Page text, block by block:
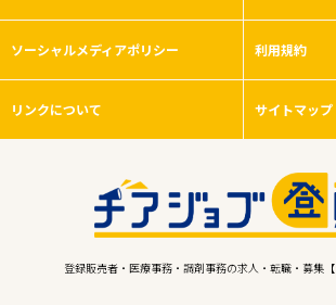
ソーシャルメディアポリシー 利用規約
リンクについて サイトマップ
登録販売者・医療事務・調剤事務の求人・転職・募集【